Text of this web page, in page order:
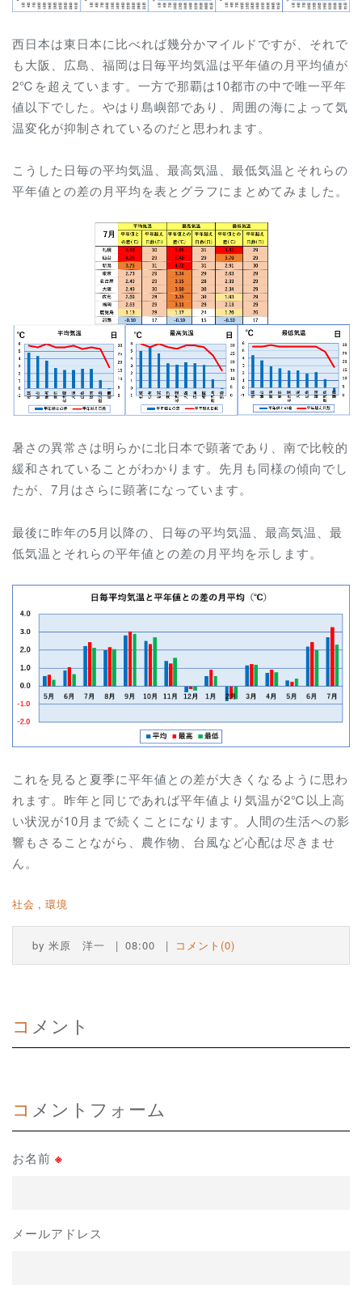
西日本は東日本に比べれば幾分かマイルドですが、それで
も大阪、広島、福岡は日毎平均気温は平年値の月平均値が
2℃を超えています。一方で那覇は10都市の中で唯一平年
値以下でした。やはり島嶼部であり、周囲の海によって気
温変化が抑制されているのだと思われます。
こうした日毎の平均気温、最高気温、最低気温とそれらの
平年値との差の月平均を表とグラフにまとめてみました。
暑さの異常さは明らかに北日本で顕著であり、南で比較的
緩和されていることがわかります。先月も同様の傾向でし
たが、7月はさらに顕著になっています。
最後に昨年の5月以降の、 日毎の平均気温、最高気温、最
低気温とそれらの平年値との差の月平均を示します。
これを見ると夏季に平年値との差が大きくなるように思わ
れます。昨年と同じであれば平年値より気温が2℃以上高
い状況が10月まで続くことになります。人間の生活への影
響もさることながら、農作物、台風など心配は尽きませ
ん。
社会 環境
by 米原 洋一 08:00 コメント(0)
コメント
コメントフォーム
お名前 ※
メールアドレス